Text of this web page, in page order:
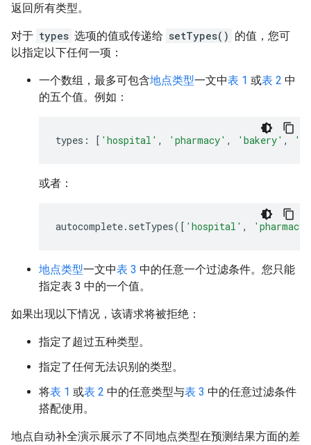
返回所有类型。
对于 types 选项的值或传递给 setTypes() 的值，您可
以指定以下任何一项：
一个数组，最多可包含地点类型一文中表 1 或表 2 中
的五个值。例如：
types : [ 'hospital' , 'pharmacy' , 'bakery' ,
或者：
autocomplete. setTypes([ 'hospital' , 'pharmacy'
地点类型一文中表 3 中的任意一个过滤条件。您只能
指定表 3 中的一个值。
如果出现以下情况，该请求将被拒绝：
指定了超过五种类型。
指定了任何无法识别的类型。
将表 1 或表 2 中的任意类型与表 3 中的任意过滤条件
搭配使用。
地点自动补全演示展示了不同地点类型在预测结果方面的差